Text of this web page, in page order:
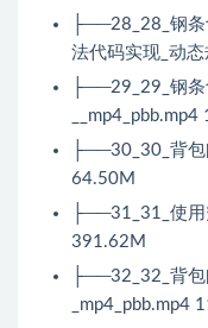
├──28_28_钢
法代码实现_动
├──29_29_钢条
├──30_30_背包
64.50M
├──31_31_使用
391.62M
├──32_32_背
_mp4_pbb.mp4